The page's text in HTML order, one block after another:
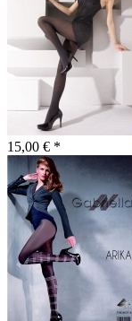
15,00 € *